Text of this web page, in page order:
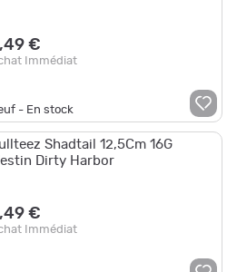
€
Immédiat
- En stock
Shadtail 12,5Cm 16G
Dirty Harbor
€
Immédiat